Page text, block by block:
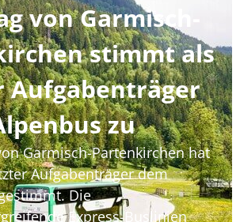
von Garmisch-
stimmt als
Aufgabenträger
zu
Garmisch-Partenkirchen hat
Aufgabenträger dem
Die
Express-Buslinien